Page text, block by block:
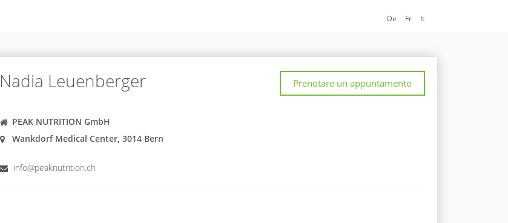
De Fr It
Nadia Leuenberger Prenotare un appuntamento
PEAK NUTRITION GmbH
Wankdorf Medical Center, 3014 Bern
info@peaknutrition.ch